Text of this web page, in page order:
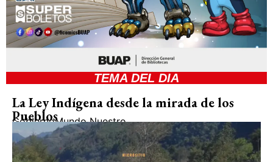
TEMA DEL DIA
La Ley Indígena desde la mirada de los
Pueblos
GobiernoMundo Nuestro